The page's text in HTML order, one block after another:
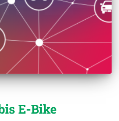
E-Bike